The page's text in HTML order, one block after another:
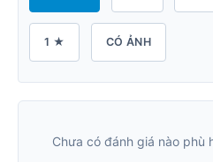
1 ★ CÓ ẢNH
Chưa có đánh giá nào phù